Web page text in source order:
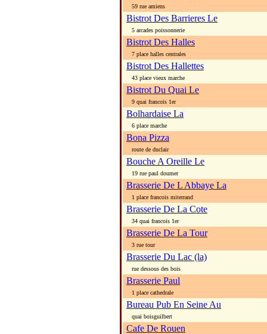
59 rue amiens
Bistrot Des Barrieres Le
5 arcades poissonnerie
Bistrot Des Halles
7 place halles centrales
Bistrot Des Hallettes
43 place vieux marche
Bistrot Du Quai Le
9 quai francois 1er
Bolhardaise La
6 place marche
Bona Pizza
route de duclair
Bouche A Oreille Le
19 rue paul doumer
Brasserie De L Abbaye La
1 place francois miterrand
Brasserie De La Cote
34 quai francois 1er
Brasserie De La Tour
3 rue tour
Brasserie Du Lac (la)
rue dessous des bois
Brasserie Paul
1 place cathedrale
Bureau Pub En Seine Au
quai boisguilbert
Cafe De Rouen